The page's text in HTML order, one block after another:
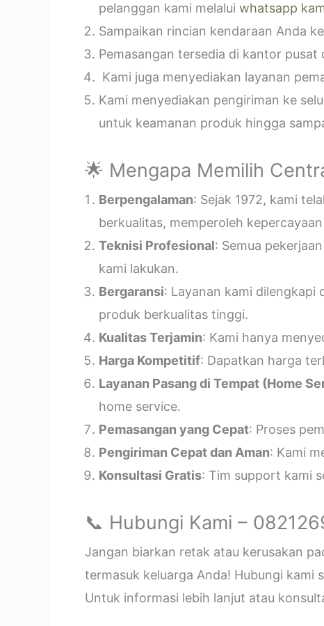
pelanggan kami melalui whatsapp
Sampaikan rincian kendaraan Anda
Pemasangan tersedia di kantor
Kami juga menyediakan layanan
Kami menyediakan pengiriman ke
untuk keamanan produk hingga
🌟 Mengapa Memilih
Berpengalaman: Sejak 1972, kami
berkualitas, memperoleh
Teknisi Profesional: Semua
kami lakukan.
Bergaransi: Layanan kami dilengkapi
produk berkualitas tinggi.
Kualitas Terjamin: Kami hanya
Harga Kompetitif: Dapatkan harga
Layanan Pasang di Tempat (Home
home service.
Pemasangan yang Cepat: Proses
Pengiriman Cepat dan Aman: Kami
Konsultasi Gratis: Tim support kami
📞 Hubungi Kami –
Jangan biarkan retak atau kerusakan
termasuk keluarga Anda! Hubungi kami
Untuk informasi lebih lanjut atau